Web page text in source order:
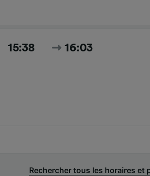
15:38 16:03
Rechercher tous les horaires et